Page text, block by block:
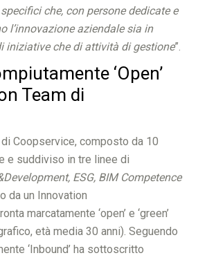
che, con persone dedicate e
l’innovazione aziendale sia in
iniziative che di attività di gestione”.
‘Open’
Team di
Coopservice, composto da 10
e suddiviso in tre linee di
ESG, BIM Competence
da un Innovation
marcatamente ‘open’ e ‘green’
età media 30 anni). Seguendo
‘Inbound’ ha sottoscritto